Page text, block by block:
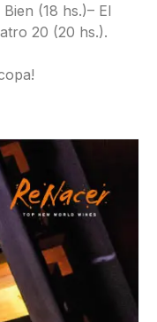
(18 hs.)– El
20 (20 hs.).